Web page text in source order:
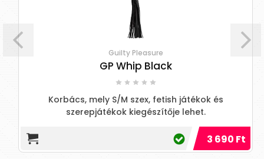
Guilty Pleasure
GP Whip Black
Korbács, mely S/M szex, fetish játékok és
szerepjátékok kiegészítője lehet.
3 690 Ft